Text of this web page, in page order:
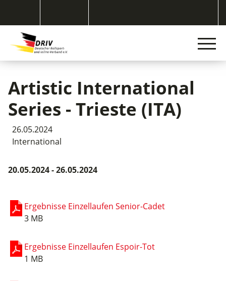
Artistic International
Series - Trieste (ITA)
26.05.2024
International
20.05.2024 - 26.05.2024
Ergebnisse Einzellaufen Senior-Cadet
3 MB
Ergebnisse Einzellaufen Espoir-Tot
1 MB